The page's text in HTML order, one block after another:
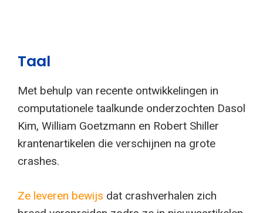
Taal
Met behulp van recente ontwikkelingen in
computationele taalkunde onderzochten Dasol
Kim, William Goetzmann en Robert Shiller
krantenartikelen die verschijnen na grote
crashes.
Ze leveren bewijs dat crashverhalen zich